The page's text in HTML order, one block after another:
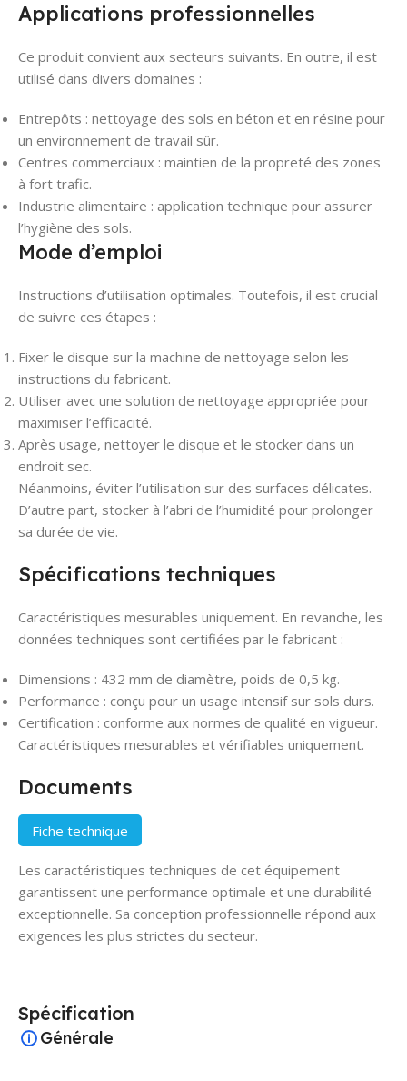
Applications professionnelles
Ce produit convient aux secteurs suivants. En outre, il est
utilisé dans divers domaines :
Entrepôts : nettoyage des sols en béton et en résine pour
un environnement de travail sûr.
Centres commerciaux : maintien de la propreté des zones
à fort trafic.
Industrie alimentaire : application technique pour assurer
l’hygiène des sols.
Mode d’emploi
Instructions d’utilisation optimales. Toutefois, il est crucial
de suivre ces étapes :
Fixer le disque sur la machine de nettoyage selon les
instructions du fabricant.
Utiliser avec une solution de nettoyage appropriée pour
maximiser l’efficacité.
Après usage, nettoyer le disque et le stocker dans un
endroit sec.
Néanmoins, éviter l’utilisation sur des surfaces délicates.
D’autre part, stocker à l’abri de l’humidité pour prolonger
sa durée de vie.
Spécifications techniques
Caractéristiques mesurables uniquement. En revanche, les
données techniques sont certifiées par le fabricant :
Dimensions : 432 mm de diamètre, poids de 0,5 kg.
Performance : conçu pour un usage intensif sur sols durs.
Certification : conforme aux normes de qualité en vigueur.
Caractéristiques mesurables et vérifiables uniquement.
Documents
Fiche technique
Les caractéristiques techniques de cet équipement
garantissent une performance optimale et une durabilité
exceptionnelle. Sa conception professionnelle répond aux
exigences les plus strictes du secteur.
Spécification
Générale